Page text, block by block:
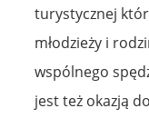
turystycznej
młodzieży i
wspólnego
jest też okazją